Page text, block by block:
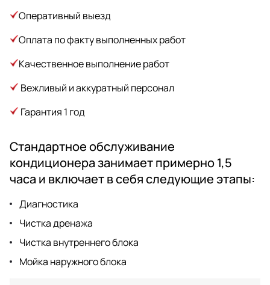
Оперативный выезд
Оплата по факту выполненных работ
Качественное выполнение работ
Вежливый и аккуратный персонал
Гарантия 1 год
Стандартное обслуживание
кондиционера занимает примерно 1,5
часа и включает в себя следующие этапы:
Диагностика
Чистка дренажа
Чистка внутреннего блока
Мойка наружного блока